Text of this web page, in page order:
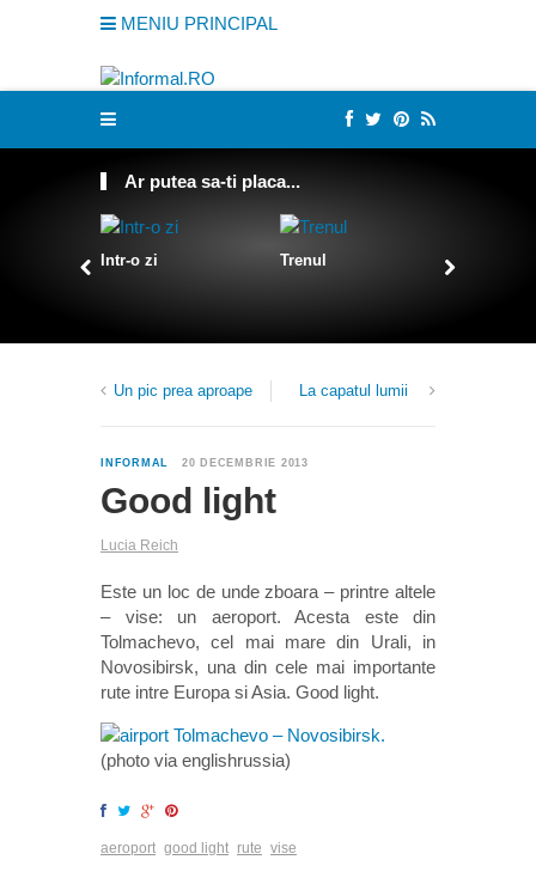
MENIU PRINCIPAL
Ar putea sa-ti placa...
Intr-o zi
Trenul
Un pic prea aproape La capatul lumii
INFORMAL 20 DECEMBRIE 2013
Good light
Lucia Reich
Este un loc de unde zboara – printre altele
– vise: un aeroport. Acesta este din
Tolmachevo, cel mai mare din Urali, in
Novosibirsk, una din cele mai importante
rute intre Europa si Asia. Good light.
(photo via englishrussia)
aeroport good light rute vise